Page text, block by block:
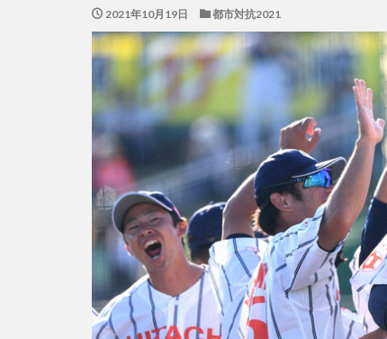
2021年10月19日 都市対抗2021